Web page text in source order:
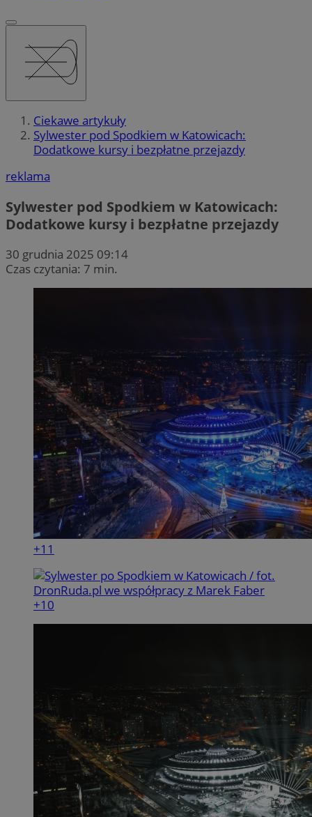
Ciekawe artykuły
Sylwester pod Spodkiem w Katowicach:
Dodatkowe kursy i bezpłatne przejazdy
reklama
Sylwester pod Spodkiem w Katowicach:
Dodatkowe kursy i bezpłatne przejazdy
30 grudnia 2025 09:14
Czas czytania: 7 min.
+11
+10